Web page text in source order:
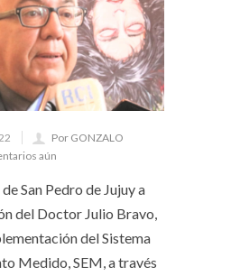
Por GONZALO
aún
San Pedro de Jujuy a
del Doctor Julio Bravo,
del Sistema
Medido, SEM, a través